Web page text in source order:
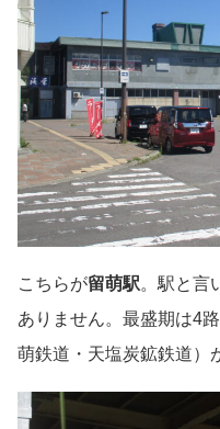
こちらが留萌駅。駅と言
ありません。最盛期は4
萌鉄道・天塩炭鉱鉄道）